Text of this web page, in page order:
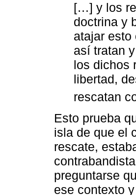
[…] y los
doctrina y
atajar esto
así tratan
los dichos
libertad,
rescatan
Esto prueba
isla de que el
rescate,
preguntarse
ese contexto